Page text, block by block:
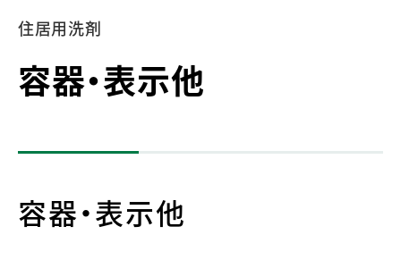
住居用洗剤
容器・表示他
容器・表示他